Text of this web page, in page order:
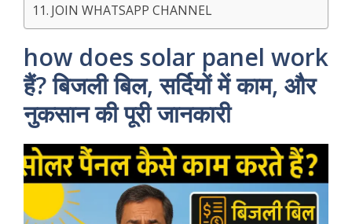
JOIN WHATSAPP CHANNEL
how does solar panel work
हैं? बिजली बिल, सर्दियों में काम, और
नुकसान की पूरी जानकारी